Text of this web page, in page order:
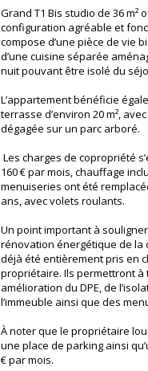
Grand T1 Bis studio de 36 m²
configuration agréable et
compose d’une pièce de vie
d’une cuisine séparée
nuit pouvant être isolé du
L’appartement bénéficie
terrasse d’environ 20 m²,
dégagée sur un parc arboré.
Les charges de copropriété
160 € par mois, chauffage
menuiseries ont été
ans, avec volets roulants.
Un point important à
rénovation énergétique de la
déjà été entièrement pris en
propriétaire. Ils permettront à
amélioration du DPE, de
l’immeuble ainsi que des
À noter que le propriétaire
une place de parking ainsi
€ par mois.